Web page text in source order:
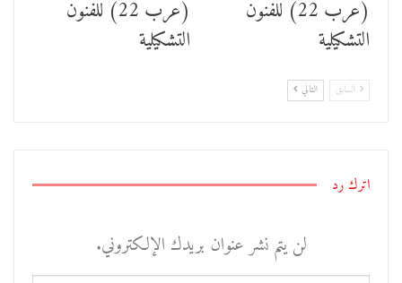
(عرب 22) للفنون
التشكيلية
(عرب 22) للفنون
التشكيلية
السابق التالي
اترك رد
لن يتم نشر عنوان بريدك الإلكتروني.